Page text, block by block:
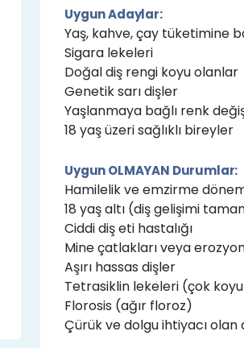
Uygun Adaylar:
Yaş, kahve, çay tüketimine
Sigara lekeleri
Doğal diş rengi koyu olanlar
Genetik sarı dişler
Yaşlanmaya bağlı renk
18 yaş üzeri sağlıklı bireyler
Uygun OLMAYAN Durumlar:
Hamilelik ve emzirme
18 yaş altı (diş gelişimi
Ciddi diş eti hastalığı
Mine çatlakları veya
Aşırı hassas dişler
Tetrasiklin lekeleri (çok
Florosis (ağır floroz)
Çürük ve dolgu ihtiyacı